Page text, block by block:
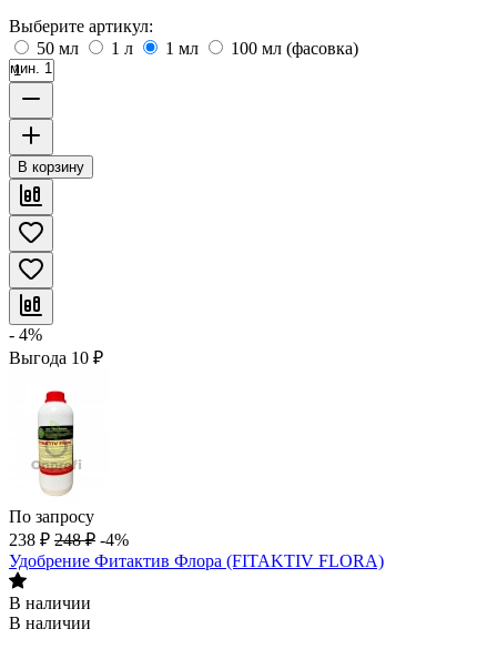
Выберите артикул:
50 мл
1 л 1 мл 100 мл (фасовка)
мин. 1
В корзину
- 4%
Выгода 10 ₽
По запросу
238 ₽ 248 ₽ -4%
Удобрение Фитактив Флора (FITAKTIV FLORA)
В наличии
В наличии